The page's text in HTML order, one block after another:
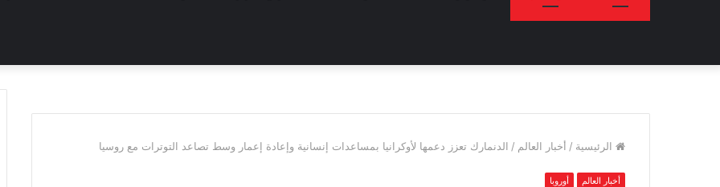
الرئيسية / أخبار العالم / الدنمارك تعزز دعمها لأوكرانيا بمساعدات إنسانية وإعادة إعمار وسط تصاعد التوترات مع روسيا
أخبار العالم أوروبا